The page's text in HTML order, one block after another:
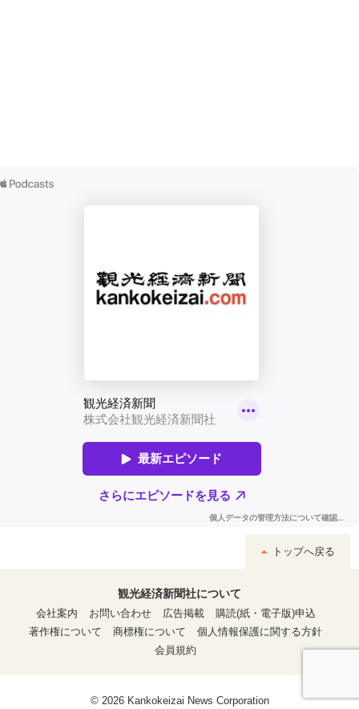
トップへ戻る
観光経済新聞社について
会社案内
お問い合わせ 広告掲載
購読(紙・電子版)申込
著作権について
商標権について
個人情報保護に関する方針
会員規約
© 2026 Kankokeizai News Corporation